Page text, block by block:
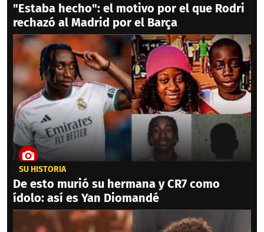
"Estaba hecho": el motivo por el que Rodri
rechazó al Madrid por el Barça
SU HISTORIA
De esto murió su hermana y CR7 como
ídolo: así es Yan Diomandé